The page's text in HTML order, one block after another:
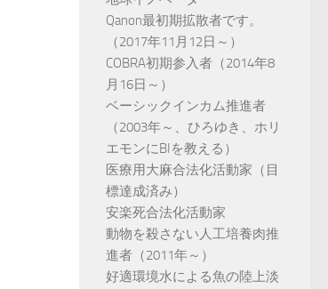
Qanon最初期拡散者です。
（2017年11月12日～）
COBRA初期参入者（2014年8
月16日～）
ベーシックインカム推進者
（2003年～、ひろゆき、ホリ
エモンにBIを教える）
医療用大麻合法化活動家（目
標達成済み）
安楽死合法化活動家
動物を殺さない人工培養肉推
進者（2011年～）
好適環境水による魚の陸上淡